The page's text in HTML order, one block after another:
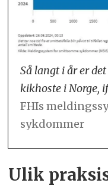
Så langt i år er
kikhoste i Norge,
FHIs
sykdommer
Ulik